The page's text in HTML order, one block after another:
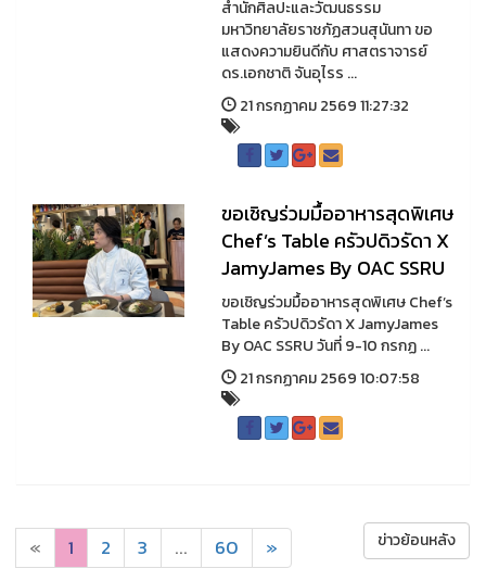
สำนักศิลปะและวัฒนธรรม
มหาวิทยาลัยราชภัฏสวนสุนันทา ขอ
แสดงความยินดีกับ ศาสตราจารย์
ดร.เอกชาติ จันอุไรร ...
21 กรกฏาคม 2569 11:27:32
ขอเชิญร่วมมื้ออาหารสุดพิเศษ
Chef’s Table ครัวปดิวรัดา X
JamyJames By OAC SSRU
ขอเชิญร่วมมื้ออาหารสุดพิเศษ Chef’s
Table ครัวปดิวรัดา X JamyJames
By OAC SSRU วันที่ 9-10 กรกฏ ...
21 กรกฏาคม 2569 10:07:58
« 1 2 3 ... 60 » ข่าวย้อนหลัง